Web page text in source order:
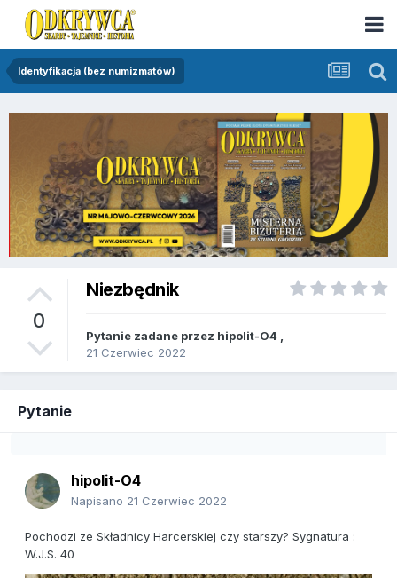
Identyfikacja (bez numizmatów)
0
Niezbędnik
Pytanie zadane przez hipolit-O4
21 Czerwiec 2022
Pytanie
hipolit-O4
Napisano 21 Czerwiec 2022
Pochodzi ze Składnicy Harcerskiej czy starszy? Sygnatura :
W.J.S. 40